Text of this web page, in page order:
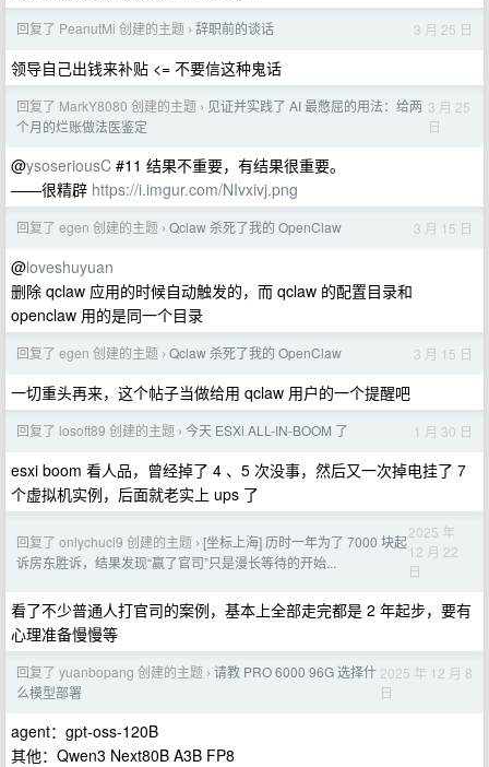
回复了 PeanutMi 创建的主题 › 辞职前的谈话 3 月 25 日
领导自己出钱来补贴 <= 不要信这种鬼话
回复了 MarkY8080 创建的主题 › 见证并实践了 AI 最憋屈的用法：给两
个月的烂账做法医鉴定
3 月 25
日
@ysoseriousC #11 结果不重要，有结果很重要。
——很精辟 https://i.imgur.com/NIvxivj.png
回复了 egen 创建的主题 › Qclaw 杀死了我的 OpenClaw 3 月 15 日
@loveshuyuan
删除 qclaw 应用的时候自动触发的，而 qclaw 的配置目录和
openclaw 用的是同一个目录
回复了 egen 创建的主题 › Qclaw 杀死了我的 OpenClaw 3 月 15 日
一切重头再来，这个帖子当做给用 qclaw 用户的一个提醒吧
回复了 losoft89 创建的主题 › 今天 ESXi ALL-IN-BOOM 了 1 月 30 日
esxi boom 看人品，曾经掉了 4 、5 次没事，然后又一次掉电挂了 7
个虚拟机实例，后面就老实上 ups 了
回复了 onlychuci9 创建的主题 › [坐标上海] 历时一年为了 7000 块起
诉房东胜诉，结果发现“赢了官司”只是漫长等待的开始...
2025 年
12 月 22
日
看了不少普通人打官司的案例，基本上全部走完都是 2 年起步，要有
心理准备慢慢等
回复了 yuanbopang 创建的主题 › 请教 PRO 6000 96G 选择什
么模型部署
2025 年 12 月 8
日
agent：gpt-oss-120B
其他：Qwen3 Next80B A3B FP8